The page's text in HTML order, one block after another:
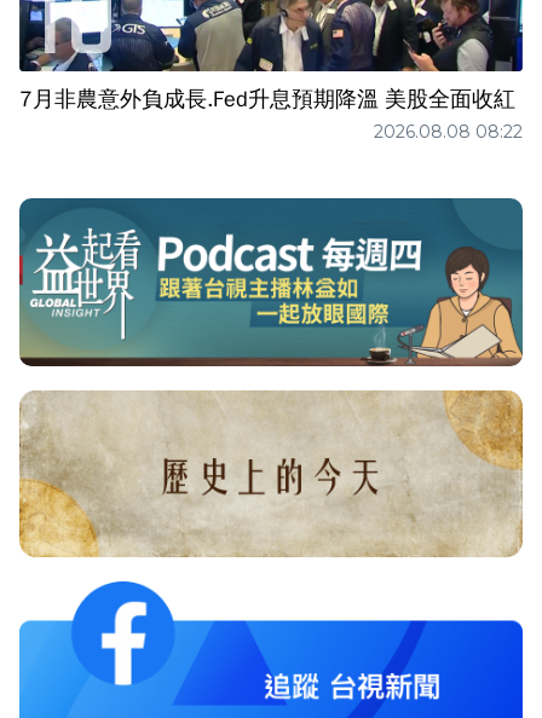
7月非農意外負成長.Fed升息預期降溫 美股全面收紅
2026.08.08 08:22